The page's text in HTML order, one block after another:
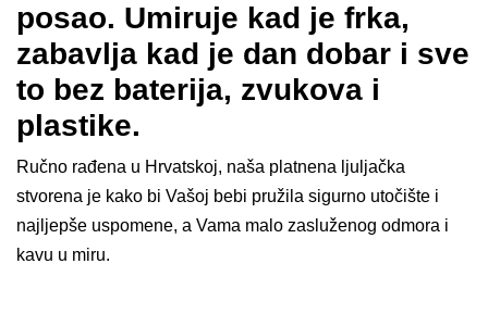
posao. Umiruje kad je frka,
zabavlja kad je dan dobar i sve
to bez baterija, zvukova i
plastike.
Ručno rađena u Hrvatskoj, naša platnena ljuljačka
stvorena je kako bi Vašoj bebi pružila sigurno utočište i
najljepše uspomene, a Vama malo zasluženog odmora i
kavu u miru.